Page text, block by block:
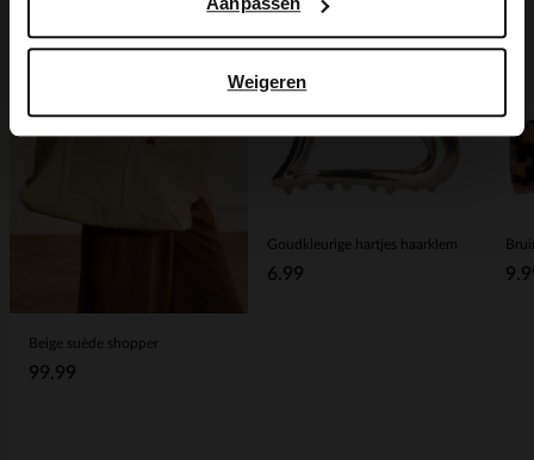
Weigeren
Beige suède shopper
99.99
Goudkleurige hartjes haarklem
6.99